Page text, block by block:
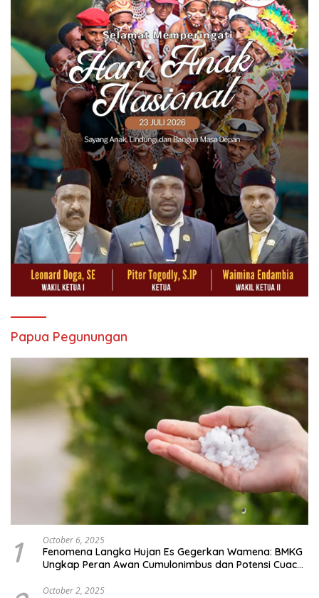
Papua Pegunungan
1 October 6, 2025
Fenomena Langka Hujan Es Gegerkan Wamena: BMKG
Ungkap Peran Awan Cumulonimbus dan Potensi Cuaca
October 2, 2025